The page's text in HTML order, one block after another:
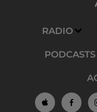
RADIO
PODCASTS